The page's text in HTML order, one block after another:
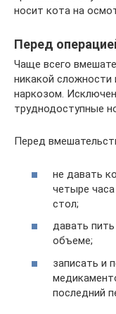
носит кота на
Перед
Чаще всего
никакой
наркозом.
труднодоступные
Перед
не давать
четыре
стол;
давать
объеме;
записать и
последний